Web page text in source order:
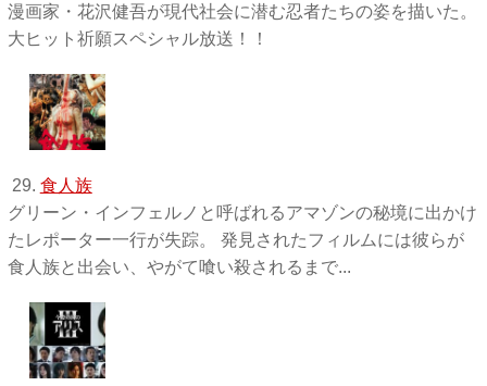
漫画家・花沢健吾が現代社会に潜む忍者たちの姿を描いた。
大ヒット祈願スペシャル放送！！
29. 食人族
グリーン・インフェルノと呼ばれるアマゾンの秘境に出かけ
たレポーター一行が失踪。 発見されたフィルムには彼らが
食人族と出会い、やがて喰い殺されるまで...